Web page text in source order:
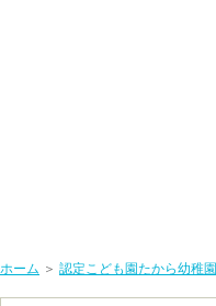
ホーム ＞ 認定こども園たから幼稚園